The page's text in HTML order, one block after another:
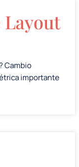
Layout
Cambio
importante